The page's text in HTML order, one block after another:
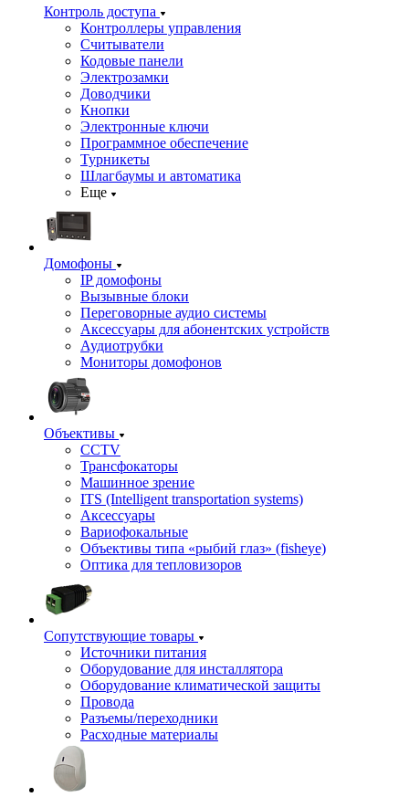
Контроль доступа
Контроллеры управления
Считыватели
Кодовые панели
Электрозамки
Доводчики
Кнопки
Электронные ключи
Программное обеспечение
Турникеты
Шлагбаумы и автоматика
Еще
Домофоны
IP домофоны
Вызывные блоки
Переговорные аудио системы
Аксессуары для абонентских устройств
Аудиотрубки
Мониторы домофонов
Объективы
CCTV
Трансфокаторы
Машинное зрение
ITS (Intelligent transportation systems)
Аксессуары
Вариофокальные
Объективы типа «рыбий глаз» (fisheye)
Оптика для тепловизоров
Сопутствующие товары
Источники питания
Оборудование для инсталлятора
Оборудование климатической защиты
Провода
Разъемы/переходники
Расходные материалы